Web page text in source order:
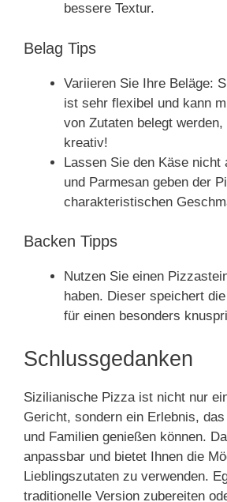
bessere Textur.
Belag Tips
Variieren Sie Ihre Beläge:
ist sehr flexibel und kann
von Zutaten belegt
kreativ!
Lassen Sie den Käse nicht
und Parmesan geben der
charakteristischen
Backen Tipps
Nutzen Sie einen
haben. Dieser speichert
für einen besonders
Schlussgedanken
Sizilianische Pizza ist nicht nur
Gericht, sondern ein Erlebnis,
und Familien genießen können.
anpassbar und bietet Ihnen die
Lieblingszutaten zu verwenden.
traditionelle Version zubereiten